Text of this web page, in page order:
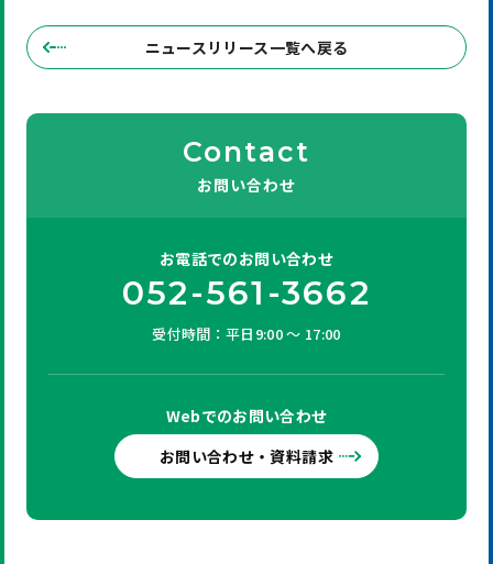
ニュースリリース一覧へ戻る
Contact
お問い合わせ
お電話でのお問い合わせ
052-561-3662
受付時間：平日9:00 ～ 17:00
Webでのお問い合わせ
お問い合わせ・資料請求